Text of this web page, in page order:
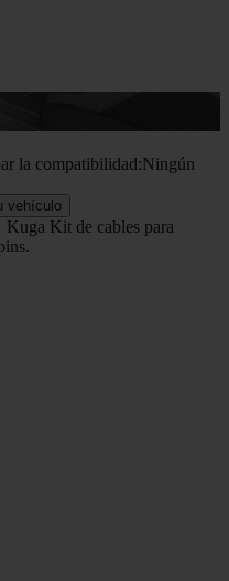
la compatibilidad:Ningún
vehículo
Kuga Kit de cables para